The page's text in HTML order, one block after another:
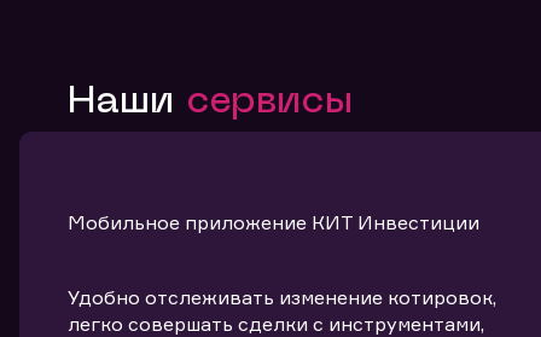
Наши сервисы
Мобильное приложение КИТ Инвестиции
Удобно отслеживать изменение котировок,
легко совершать сделки с инструментами,